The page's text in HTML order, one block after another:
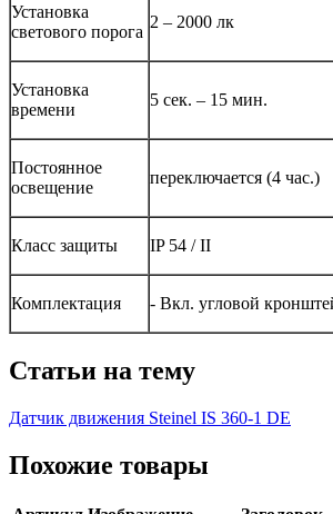
Установка
светового порога
2 – 2000 лк
Установка
времени
5 сек. – 15 мин.
Постоянное
освещение
переключается (4 час.)
Класс защиты IP 54 / II
Комплектация - Вкл. угловой
Статьи на тему
Датчик движения Steinel IS 360-1 DE
Похожие товары